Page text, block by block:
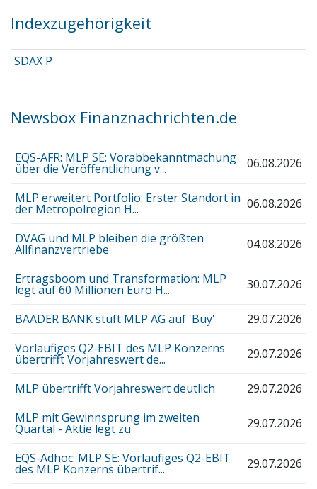
Indexzugehörigkeit
SDAX P
Newsbox Finanznachrichten.de
EQS-AFR: MLP SE: Vorabbekanntmachung
über die Veröffentlichung v... 06.08.2026
MLP erweitert Portfolio: Erster Standort in
der Metropolregion H... 06.08.2026
DVAG und MLP bleiben die größten
Allfinanzvertriebe 04.08.2026
Ertragsboom und Transformation: MLP
legt auf 60 Millionen Euro H... 30.07.2026
BAADER BANK stuft MLP AG auf 'Buy'
29.07.2026
Vorläufiges Q2-EBIT des MLP Konzerns
übertrifft Vorjahreswert de... 29.07.2026
MLP übertrifft Vorjahreswert deutlich
29.07.2026
MLP mit Gewinnsprung im zweiten
Quartal - Aktie legt zu 29.07.2026
EQS-Adhoc: MLP SE: Vorläufiges Q2-EBIT
des MLP Konzerns übertrif... 29.07.2026